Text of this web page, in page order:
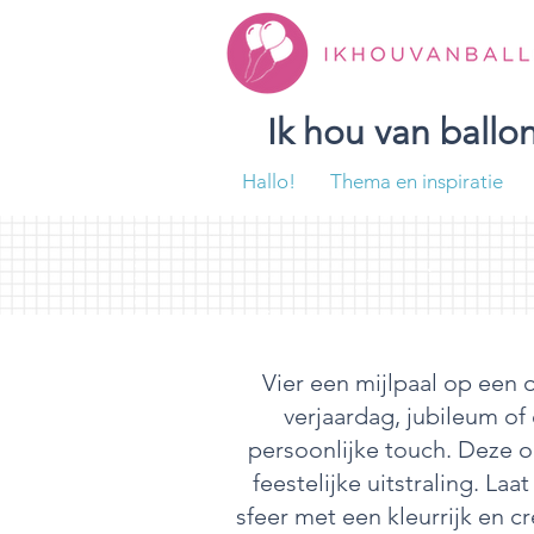
Ik hou van
Hallo! Thema en inspiratie
Vier een mijlpaal op een
verjaardag, jubileum
persoonlijke touch. Deze
feestelijke uitstraling.
sfeer met een kleurrijk en